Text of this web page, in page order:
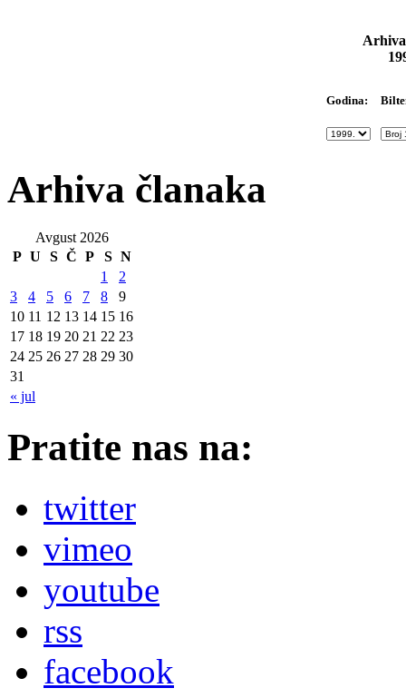
Godina:
Arhiva članaka
Avgust 2026
P U S Č P S N
« jul
1
2
3
4 5 6 7 8
9
10 11 12 13 14 15 16
17 18 19 20 21 22 23
24 25 26 27 28 29 30
31
Pratite nas na:
twitter
vimeo
youtube
rss
facebook